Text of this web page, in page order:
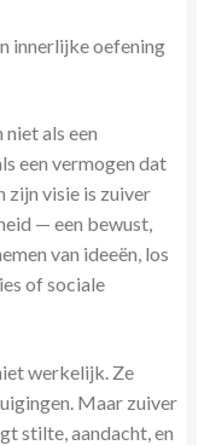
innerlijke oefening
als een
een vermogen dat
zijn visie is zuiver
— een bewust,
van ideeën, los
of sociale
werkelijk. Ze
Maar zuiver
stilte, aandacht, en